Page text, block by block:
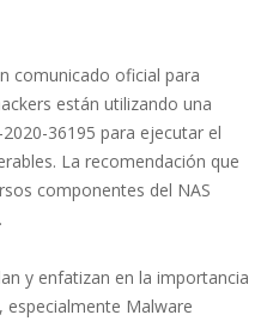
comunicado oficial para
están utilizando una
36195 para ejecutar el
La recomendación que
componentes del NAS
y enfatizan en la importancia
especialmente Malware